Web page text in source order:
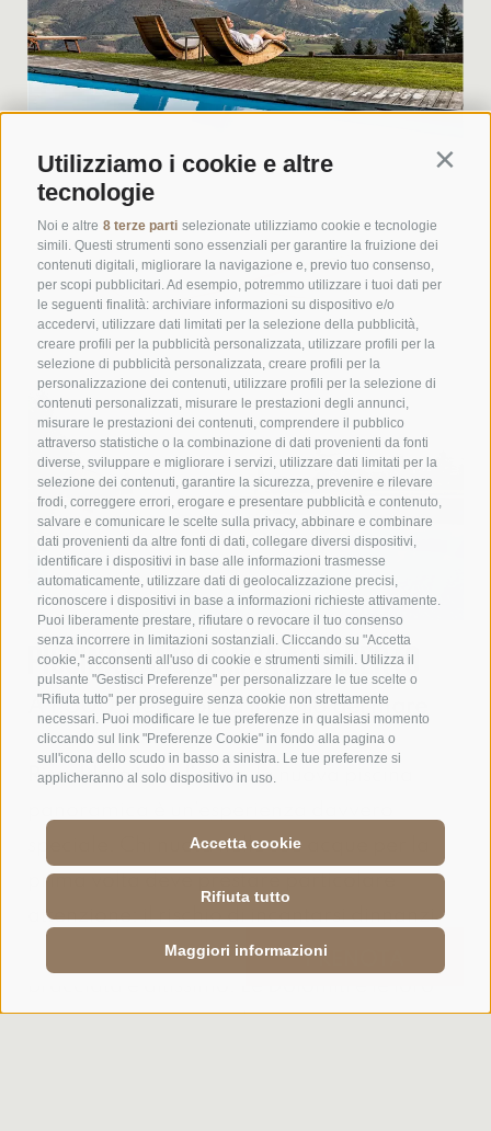
Utilizziamo i cookie e altre
tecnologie
Noi e altre 8 terze parti selezionate utilizziamo cookie e tecnologie
simili. Questi strumenti sono essenziali per garantire la fruizione dei
contenuti digitali, migliorare la navigazione e, previo tuo consenso,
per scopi pubblicitari. Ad esempio, potremmo utilizzare i tuoi dati per
le seguenti finalità: archiviare informazioni su dispositivo e/o
accedervi, utilizzare dati limitati per la selezione della pubblicità,
creare profili per la pubblicità personalizzata, utilizzare profili per la
selezione di pubblicità personalizzata, creare profili per la
personalizzazione dei contenuti, utilizzare profili per la selezione di
contenuti personalizzati, misurare le prestazioni degli annunci,
misurare le prestazioni dei contenuti, comprendere il pubblico
attraverso statistiche o la combinazione di dati provenienti da fonti
diverse, sviluppare e migliorare i servizi, utilizzare dati limitati per la
selezione dei contenuti, garantire la sicurezza, prevenire e rilevare
frodi, correggere errori, erogare e presentare pubblicità e contenuto,
salvare e comunicare le scelte sulla privacy, abbinare e combinare
dati provenienti da altre fonti di dati, collegare diversi dispositivi,
identificare i dispositivi in base alle informazioni trasmesse
automaticamente, utilizzare dati di geolocalizzazione precisi,
riconoscere i dispositivi in base a informazioni richieste attivamente.
Puoi liberamente prestare, rifiutare o revocare il tuo consenso
senza incorrere in limitazioni sostanziali. Cliccando su "Accetta
cookie," acconsenti all'uso di cookie e strumenti simili. Utilizza il
pulsante "Gestisci Preferenze" per personalizzare le tue scelte o
"Rifiuta tutto" per proseguire senza cookie non strettamente
necessari. Puoi modificare le tue preferenze in qualsiasi momento
cliccando sul link "Preferenze Cookie" in fondo alla pagina o
sull'icona dello scudo in basso a sinistra. Le tue preferenze si
applicheranno al solo dispositivo in uso.
Accetta cookie
Rifiuta tutto
Maggiori informazioni
RICHIESTA PRENOTA
Piscina panoramica all'aperto
A 1.500 metri sopra il livello del mare
Riscaldata tutto l’anno, la nuova piscina
speciale. Chi nuota nelle sue acque per la
prima volta deve prestare particolare
attenzione: il rischio di incantarsi dinnanzi
alla vista e dimenticarsi la prossima
imponenti cime si stagliano maestose